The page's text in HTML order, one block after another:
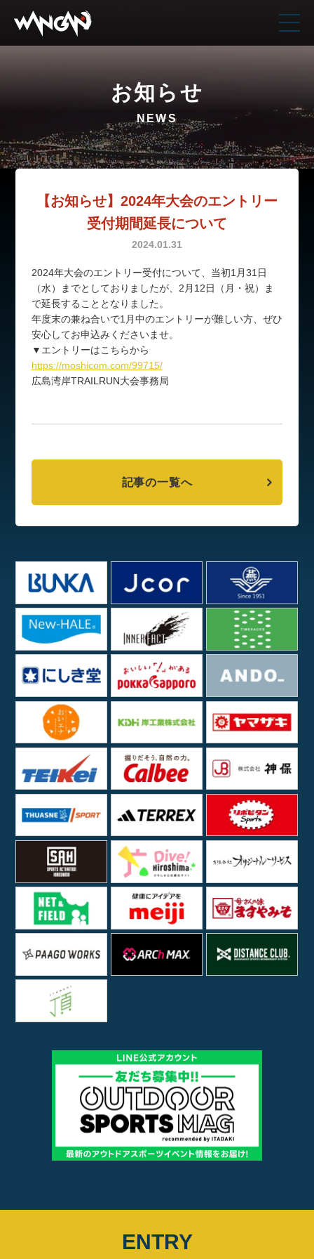
お知らせ
NEWS
【お知らせ】2024年大会のエントリー
受付期間延長について
2024.01.31
2024年大会のエントリー受付について、当初1月31日
（水）までとしておりましたが、2月12日（月・祝）ま
で延長することとなりました。
年度末の兼ね合いで1月中のエントリーが難しい方、ぜひ
安心してお申込みくださいませ。
▼エントリーはこちらから
https://moshicom.com/99715/
広島湾岸TRAILRUN大会事務局
記事の一覧へ
ENTRY